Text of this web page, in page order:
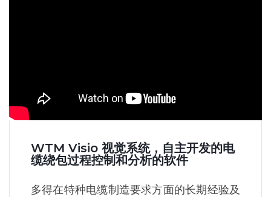
WTM Visio 视觉系统，自主开发的电
缆绕包过程控制和分析的软件
多得在特种电缆制造要求方面的长期经验及